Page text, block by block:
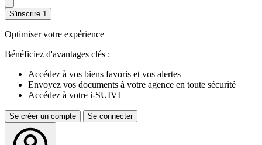
S'inscrire 1
Optimiser votre expérience
Bénéficiez d'avantages clés :
Accédez à vos biens favoris et vos alertes
Envoyez vos documents à votre agence en toute sécurité
Accédez à votre i-SUIVI
Se créer un compte Se connecter